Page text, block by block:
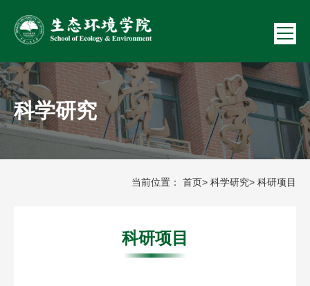
科学研究
当前位置： 首页> 科学研究> 科研项目
科研项目